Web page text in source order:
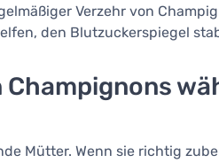
Verzehr von
den Blutzuckerspiegel
Mütter. Wenn sie richtig